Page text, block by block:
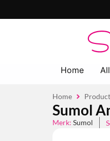
Home
Home
Sumol
Merk: Sumol